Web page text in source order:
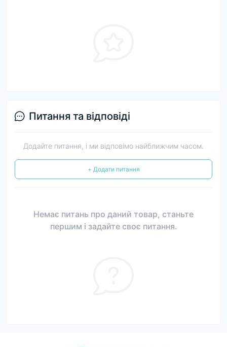
Питання та відповіді
Додайте питання, і ми відповімо найближчим часом.
+ Додати питання
Немає питань про даний товар, станьте
першим і задайте своє питання.